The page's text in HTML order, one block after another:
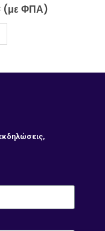
(με ΦΠΑ)